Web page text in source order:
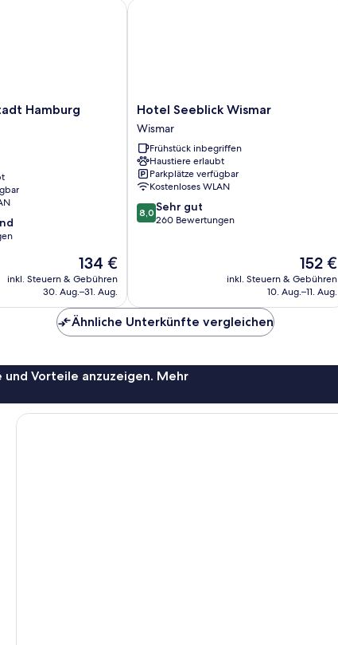
Hamburg
Der
Preis
beträgt
134 €
inkl. Steuern & Gebühren
30. Aug.–31. Aug.
Hamburg Wismar
Hotel
Seeblick
Wismar
Wismar
Hotel Seeblick Wismar
Wismar
Frühstück inbegriffen
Haustiere erlaubt
Parkplätze verfügbar
Kostenloses WLAN
8.0
von
8,0 Sehr gut
260 Bewertungen
Der
Preis
beträgt
152 €
inkl. Steuern & Gebühren
10. Aug.–11. Aug.
Hotel Seeblick Wismar
Ähnliche Unterkünfte vergleichen
Vorteile anzuzeigen. Mehr